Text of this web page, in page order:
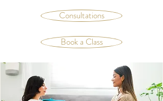
Consultations
Book a Class